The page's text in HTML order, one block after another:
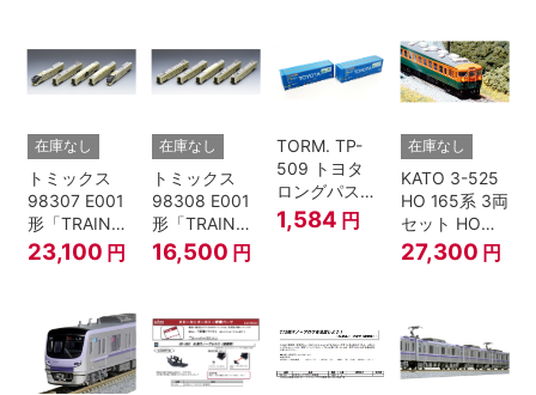
在庫なし
トミックス
98307 E001
形「TRAIN
SUITE四季
島」基本セッ
23,100 円
在庫なし
トミックス
98308 E001
形「TRAIN
SUITE四季
島」増結セッ
模型
16,500 円
TORM. TP-
509 トヨタ
ロングパスエ
クスプレス
U55A-39500
1,584 円
在庫なし
KATO 3-525
HO 165系 3両
セット HOゲ
ージ
27,300 円